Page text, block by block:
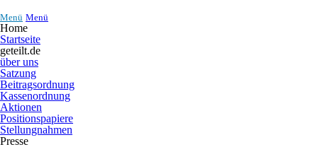
Menü Menü
Home
Startseite
geteilt.de
über uns
Satzung
Beitragsordnung
Kassenordnung
Aktionen
Positionspapiere
Stellungnahmen
Presse